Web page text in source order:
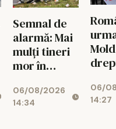
Semnal de
alarmă: Mai
mulți tineri
mor în
rutiere
decât din
06/08/2026
14:34
06/
14:27